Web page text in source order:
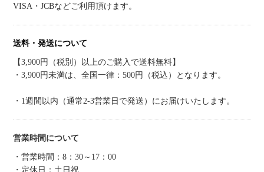
VISA・JCBなどご利用頂けます。
送料・発送について
【3,900円（税別）以上のご購入で送料無料】
・3,900円未満は、全国一律：500円（税込）となります。
・1週間以内（通常2-3営業日で発送）にお届けいたします。
営業時間について
・営業時間：8：30～17：00
・定休日：土日祝